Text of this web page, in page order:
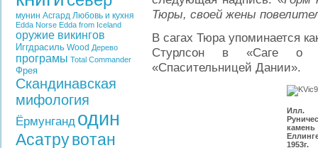
мунин Асгард Любовь и кухня
Edda Norse Edda from Iceland
оружие викингов
Иггдрасиль Wood Дерево
програмы Total Commander
Фрея
Скандинавская
мифология
Ёрмунганд один
Асатрувотан
Тюры, своей жены
В сагах Тюра упоминается
Стурлсон в «Саге о
«Спасительницей Дании».
1953г.